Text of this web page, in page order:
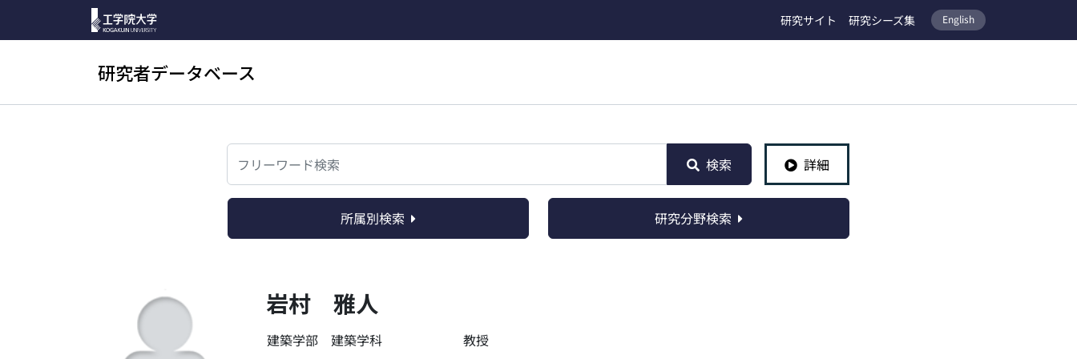
研究サイト 研究シーズ集 English
研究者データベース
検索
検索 詳細
所属別検索 研究分野検索
岩村 雅人
建築学部 建築学科 教授